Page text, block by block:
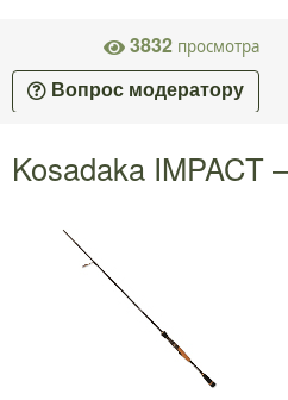
3832 просмотра
Вопрос модератору
Kosadaka